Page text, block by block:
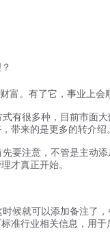
富。有了它，事业上
有很多种，目前市面
带来的是更多的转介绍。
要注意，不管是主动
才真正开始。
候就可以添加备注了
准行业相关信息，用于